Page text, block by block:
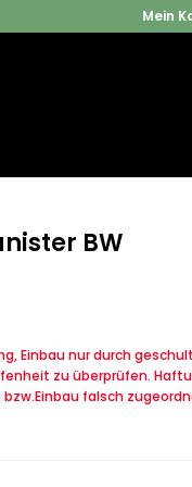
Mein
Products
BW
Einbau nur durch
zu überprüfen.
falsch